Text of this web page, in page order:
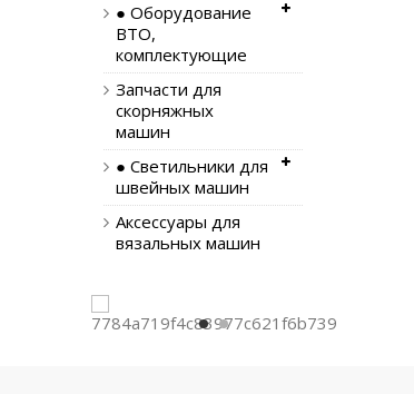
● Оборудование
ВТО,
комплектующие
Запчасти для
скорняжных
машин
● Светильники для
швейных машин
Аксессуары для
вязальных машин